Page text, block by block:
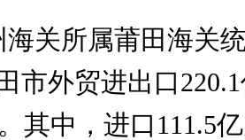
所属莆田海关统
市外贸进出口
其中，进口111.5